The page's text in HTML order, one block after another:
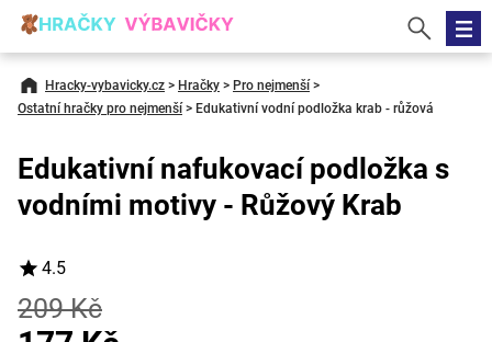
Hracky-vybavicky.cz > Hračky > Pro nejmenší >
Ostatní hračky pro nejmenší > Edukativní vodní podložka krab - růžová
Edukativní nafukovací podložka s
vodními motivy - Růžový Krab
4.5
209 Kč